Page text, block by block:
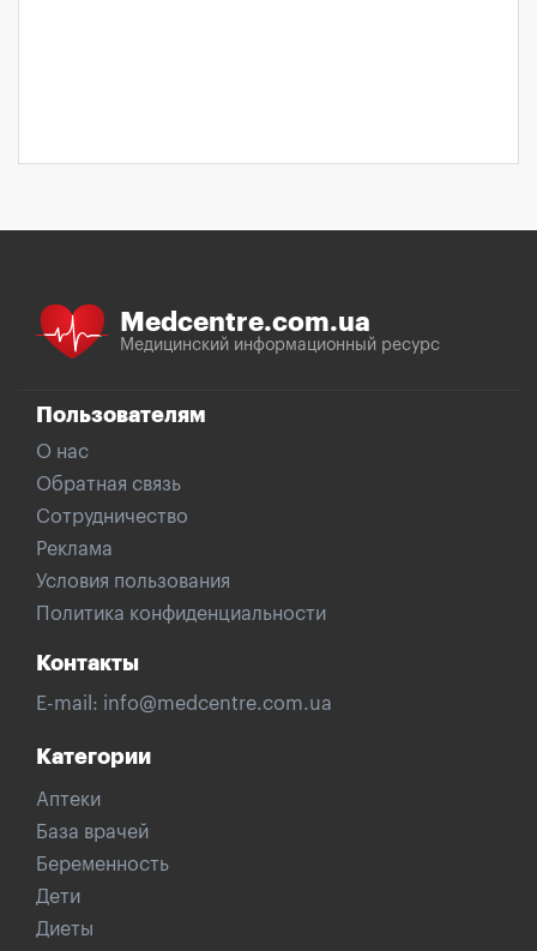
Medcentre.com.ua
Медицинский информационный ресурс
Пользователям
О нас
Обратная связь
Сотрудничество
Реклама
Условия пользования
Политика конфиденциальности
Контакты
E-mail: info@medcentre.com.ua
Категории
Аптеки
База врачей
Беременность
Дети
Диеты